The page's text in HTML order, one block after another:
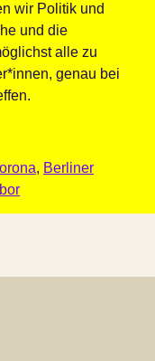
wir Politik und
und die
alle zu
genau bei
, Berliner